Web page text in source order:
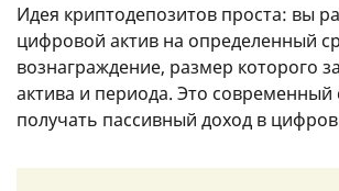
Идея криптодепозитов проста: вы
цифровой актив на определенный
вознаграждение, размер которого
актива и периода. Это современный
получать пассивный доход в